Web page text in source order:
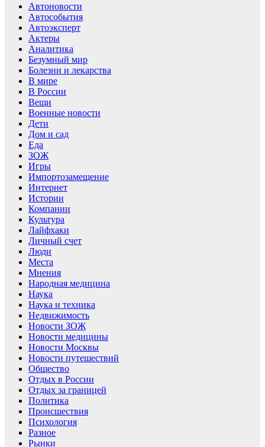
Автоновости
Автособытия
Автоэксперт
Актеры
Аналитика
Безумный мир
Болезни и лекарства
В мире
В России
Вещи
Военные новости
Дети
Дом и сад
Еда
ЗОЖ
Игры
Импортозамещение
Интернет
Истории
Компании
Культура
Лайфхаки
Личный счет
Люди
Места
Мнения
Народная медицина
Наука
Наука и техника
Недвижимость
Новости ЗОЖ
Новости медицины
Новости Москвы
Новости путешествий
Общество
Отдых в России
Отдых за границей
Политика
Происшествия
Психология
Разное
Рынки